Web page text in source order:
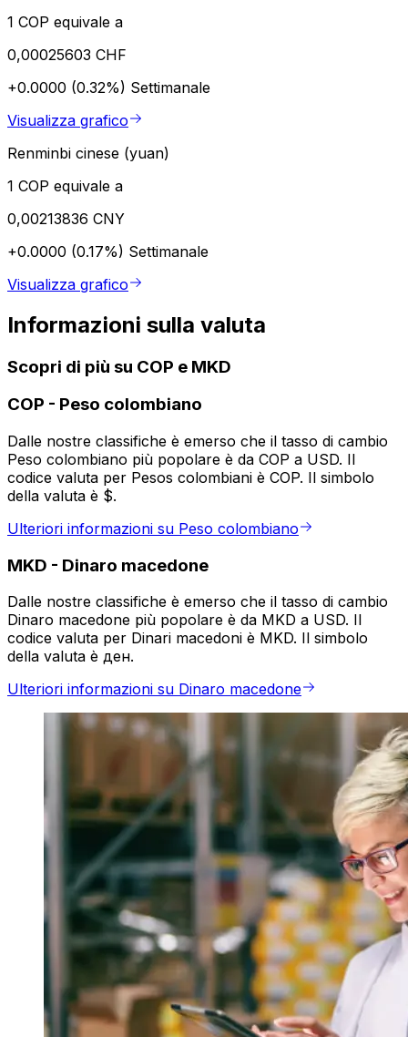
1 COP equivale a
0,00025603 CHF
+0.0000 (0.32%) Settimanale
Visualizza grafico
Renminbi cinese (yuan)
1 COP equivale a
0,00213836 CNY
+0.0000 (0.17%) Settimanale
Visualizza grafico
Informazioni sulla valuta
Scopri di più su COP e MKD
COP - Peso colombiano
Dalle nostre classifiche è emerso che il tasso di cambio
Peso colombiano più popolare è da COP a USD. Il
codice valuta per Pesos colombiani è COP. Il simbolo
della valuta è $.
Ulteriori informazioni su Peso colombiano
MKD - Dinaro macedone
Dalle nostre classifiche è emerso che il tasso di cambio
Dinaro macedone più popolare è da MKD a USD. Il
codice valuta per Dinari macedoni è MKD. Il simbolo
della valuta è ден.
Ulteriori informazioni su Dinaro macedone